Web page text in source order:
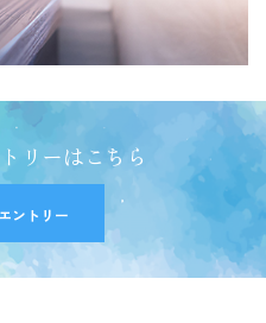
リーはこちら
ントリー